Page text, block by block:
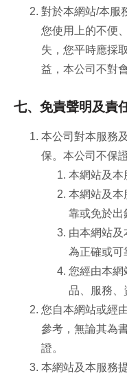
對於本網站/本服
您使用上的不便
失，您平時應採
益，本公司不對
七、免責聲明及責
本公司對本服務
保。本公司不保
本網站及本
本網站及本
靠或免於出
由本網站
為正確或可
您經由本網
品、服務、
您自本網站或經
參考，無論其為
證。
本網站及本服務